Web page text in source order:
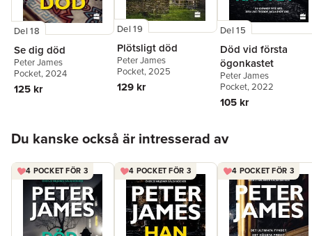
Del 18
Se dig död
Peter James
Pocket, 2024
125 kr
Del 19
Plötsligt död
Peter James
Pocket, 2025
129 kr
Del 15
Död vid första
ögonkastet
Peter James
Pocket, 2022
105 kr
Du kanske också är intresserad av
4 POCKET FÖR 3 4 POCKET FÖR 3 4 POCKET FÖR 3